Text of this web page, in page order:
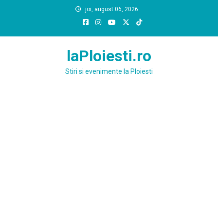
joi, august 06, 2026
laPloiesti.ro
Stiri si evenimente la Ploiesti